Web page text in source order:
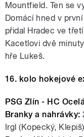
Mountfield. Ten se
Domácí hned v
přidal Hradec ve
Kacetlovi dvě
hře Lukeš.
16. kolo hokejové
PSG Zlín - HC
Branky a nahrávky:
Irgl (Kopecký,